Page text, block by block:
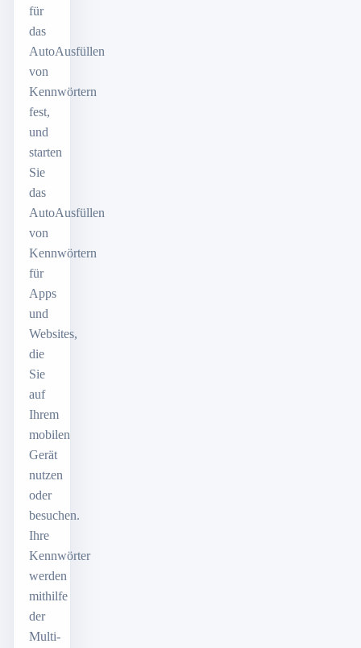
für
das
AutoAusfüllen
von
Kennwörtern
fest,
und
starten
Sie
das
AutoAusfüllen
von
Kennwörtern
für
Apps
und
Websites,
die
Sie
auf
Ihrem
mobilen
Gerät
nutzen
oder
besuchen.
Ihre
Kennwörter
werden
mithilfe
der
Multi-